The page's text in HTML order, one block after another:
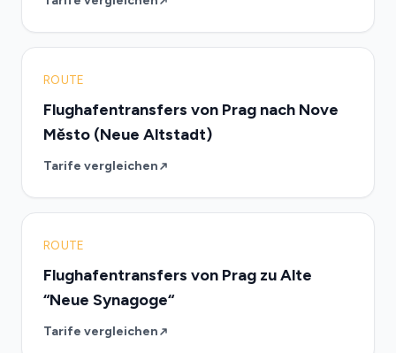
ROUTE
Flughafentransfers von Prag nach Nove
Město (Neue Altstadt)
Tarife vergleichen
ROUTE
Flughafentransfers von Prag zu Alte
“Neue Synagoge“
Tarife vergleichen